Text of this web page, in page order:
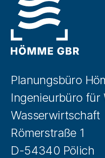
Planungsbüro
Ingenieurbüro für
Wasserwirtschaft
Römerstraße 1
D-54340 Pölich